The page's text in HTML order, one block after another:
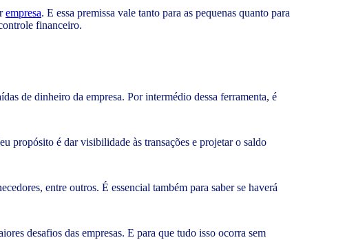
empresa. E essa premissa vale tanto para as pequenas quanto para
financeiro.
de dinheiro da empresa. Por intermédio dessa ferramenta, é
propósito é dar visibilidade às transações e projetar o saldo
entre outros. É essencial também para saber se haverá
desafios das empresas. E para que tudo isso ocorra sem